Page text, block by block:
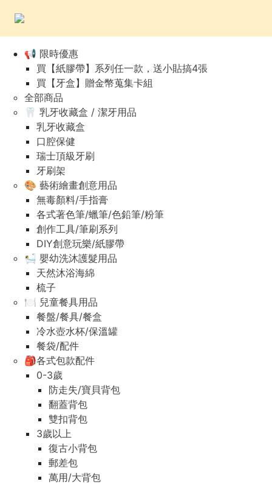
📢 限時優惠
買【紙膠帶】系列任一款，送小貼搞4張
買【牙盒】贈金幣蒐集卡組
全部商品
🦷 乳牙收藏盒 / 潔牙用品
乳牙收藏盒
口腔保健
瑞士頂級牙刷
牙刷架
🎨 藝術繪畫創意用品
無毒顏料/手指膏
各式著色筆/蠟筆/色鉛筆/粉筆
創作工具/筆刷系列
DIY創意玩樂/紙膠帶
🛀 嬰幼洗沐護髮用品
天然沐浴海綿
梳子
🍽️ 兒童餐具用品
餐盤/餐具/餐盒
冷水壺水杯/保溫罐
餐袋/配件
🎒各式包款配件
0-3歲
防走失/寶貝背包
翻蓋背包
雙扣背包
3歲以上
復古小背包
郵差包
萬用/大背包